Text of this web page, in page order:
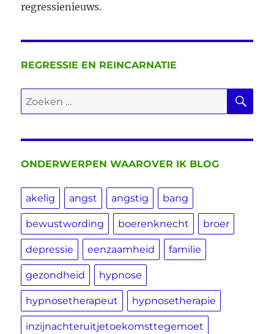
regressienieuws.
REGRESSIE EN REINCARNATIE
Zoeken
naar:
ONDERWERPEN WAAROVER IK BLOG
akelig angst angstig bang
bewustwording boerenknecht broer
depressie eenzaamheid familie
gezondheid hypnose
hypnosetherapeut hypnosetherapie
inzijnachteruitjetoekomsttegemoet